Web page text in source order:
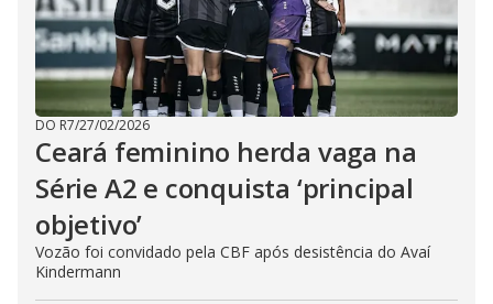
DO R7/27/02/2026
Ceará feminino herda vaga na
Série A2 e conquista ‘principal
objetivo’
Vozão foi convidado pela CBF após desistência do Avaí
Kindermann